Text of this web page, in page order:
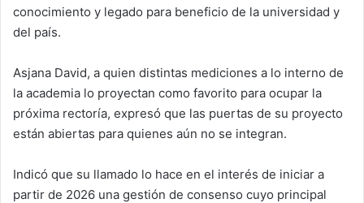
conocimiento y legado para beneficio de la universidad y
del país.
Asjana David, a quien distintas mediciones a lo interno de
la academia lo proyectan como favorito para ocupar la
próxima rectoría, expresó que las puertas de su proyecto
están abiertas para quienes aún no se integran.
Indicó que su llamado lo hace en el interés de iniciar a
partir de 2026 una gestión de consenso cuyo principal